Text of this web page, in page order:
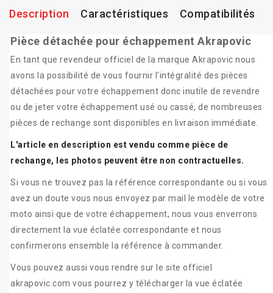
Description Caractéristiques Compatibilités
Pièce détachée pour échappement Akrapovic
En tant que revendeur officiel de la marque Akrapovic nous
avons la possibilité de vous fournir l'intégralité des pièces
détachées pour votre échappement donc inutile de revendre
ou de jeter votre échappement usé ou cassé, de nombreuses
pièces de rechange sont disponibles en livraison immédiate.
L'article en description est vendu comme pièce de
rechange, les photos peuvent être non contractuelles.
Si vous ne trouvez pas la référence correspondante ou si vous
avez un doute vous nous envoyez par mail le modèle de votre
moto ainsi que de votre échappement, nous vous enverrons
directement la vue éclatée correspondante et nous
confirmerons ensemble la référence à commander.
Vous pouvez aussi vous rendre sur le site officiel
akrapovic.com vous pourrez y télécharger la vue éclatée